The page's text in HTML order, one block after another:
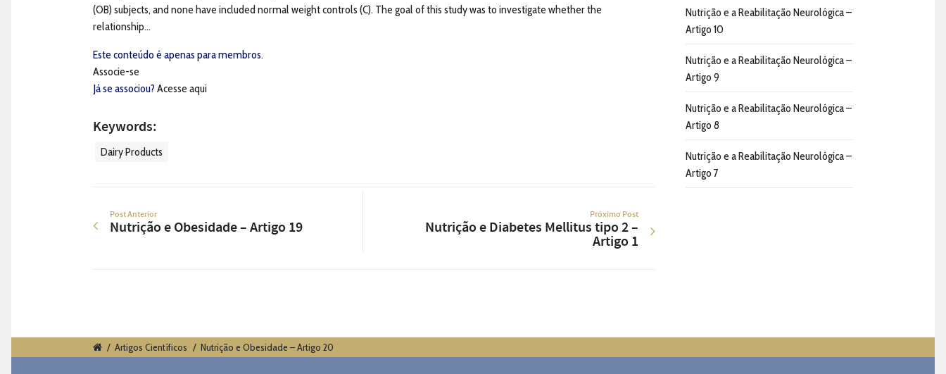
(OB) subjects, and none have included normal weight controls (C). The goal of this study was to investigate whether the
relationship...
Este conteúdo é apenas para membros.
Associe-se
Já se associou? Acesse aqui
Keywords:
Dairy Products
Post Anterior
Nutrição e Obesidade – Artigo 19
Próximo Post
Nutrição e Diabetes Mellitus tipo 2 –
Artigo 1
Nutrição e a Reabilitação Neurológica –
Artigo 10
Nutrição e a Reabilitação Neurológica –
Artigo 9
Nutrição e a Reabilitação Neurológica –
Artigo 8
Nutrição e a Reabilitação Neurológica –
Artigo 7
/ Artigos Científicos / Nutrição e Obesidade – Artigo 20